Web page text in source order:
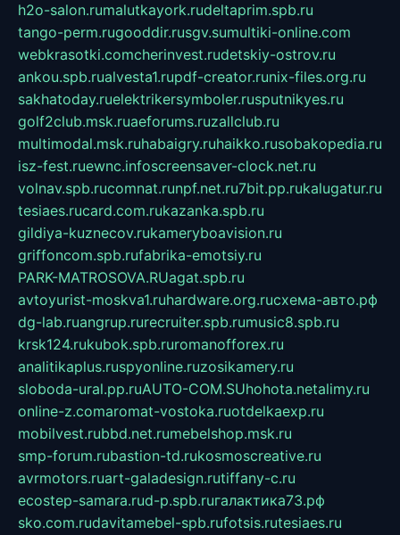
h2o-salon.rumalutkayork.rudeltaprim.spb.ru
tango-perm.rugooddir.rusgv.sumultiki-online.com
webkrasotki.comcherinvest.rudetskiy-ostrov.ru
ankou.spb.rualvesta1.rupdf-creator.runix-files.org.ru
sakhatoday.ruelektrikersymboler.rusputnikyes.ru
golf2club.msk.ruaeforums.ruzallclub.ru
multimodal.msk.ruhabaigry.ruhaikko.rusobakopedia.ru
isz-fest.ruewnc.infoscreensaver-clock.net.ru
volnav.spb.rucomnat.runpf.net.ru7bit.pp.rukalugatur.ru
tesiaes.rucard.com.rukazanka.spb.ru
gildiya-kuznecov.rukameryboavision.ru
griffoncom.spb.rufabrika-emotsiy.ru
PARK-MATROSOVA.RUagat.spb.ru
avtoyurist-moskva1.ruhardware.org.ruсхема-авто.рф
dg-lab.ruangrup.rurecruiter.spb.rumusic8.spb.ru
krsk124.rukubok.spb.ruromanofforex.ru
analitikaplus.ruspyonline.ruzosikamery.ru
sloboda-ural.pp.ruAUTO-COM.SUhohota.netalimy.ru
online-z.comaromat-vostoka.ruotdelkaexp.ru
mobilvest.rubbd.net.rumebelshop.msk.ru
smp-forum.rubastion-td.rukosmoscreative.ru
avrmotors.ruart-galadesign.rutiffany-c.ru
ecostep-samara.rud-p.spb.ruгалактика73.рф
sko.com.rudavitamebel-spb.rufotsis.rutesiaes.ru